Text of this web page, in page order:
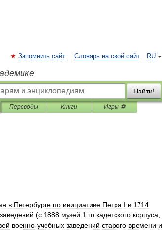
RU
Запомнить сайт Словарь на свой сайт
Найти!
Переводы Книги Игры ⚽
в Петербурге по инициативе Петра I в 1714
заведений (с 1888 музей 1 го кадетского корпуса
военно-учебных заведений старого времени и